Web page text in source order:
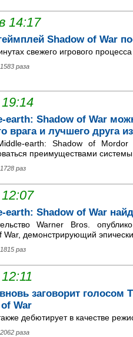
14:17
Shadow of War
свежего игрового
раза
earth: Shadow of War
врага и лучшего друга
earth: Shadow of Mordor
преимуществами
раз
earth: Shadow of War
Warner Bros.
War, демонстрирующий
раз
заговорит голосом
War
дебютирует в качестве
раза